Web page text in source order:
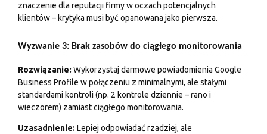
znaczenie dla reputacji firmy w oczach potencjalnych
klientów – krytyka musi być opanowana jako pierwsza.
Wyzwanie 3: Brak zasobów do ciągłego monitorowania
Rozwiązanie: Wykorzystaj darmowe powiadomienia Google
Business Profile w połączeniu z minimalnymi, ale stałymi
standardami kontroli (np. 2 kontrole dziennie – rano i
wieczorem) zamiast ciągłego monitorowania.
Uzasadnienie: Lepiej odpowiadać rzadziej, ale